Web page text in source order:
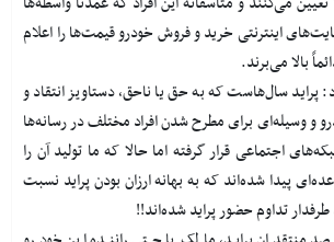
اینترنتی خرید و فروش خودرو قیمت‌ها را اعلام
بالا می‌برند.
پراید سال‌هاست که به حق یا ناحق، دستاویز انتقاد و
وسیله‌ای برای مطرح شدن افراد مختلف در رسانه‌ها
اجتماعی قرار گرفته اما حالا که ما تولید آن را
پیدا شده‌اند که به بهانه ارزان بودن پراید نسبت
تداوم حضور پراید شده‌اند!!